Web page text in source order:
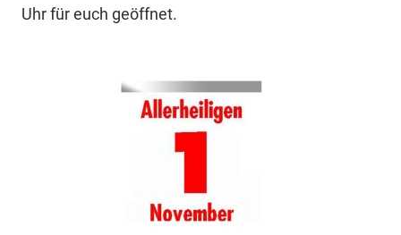
Uhr für euch geöffnet.